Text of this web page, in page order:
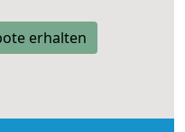
erhalten